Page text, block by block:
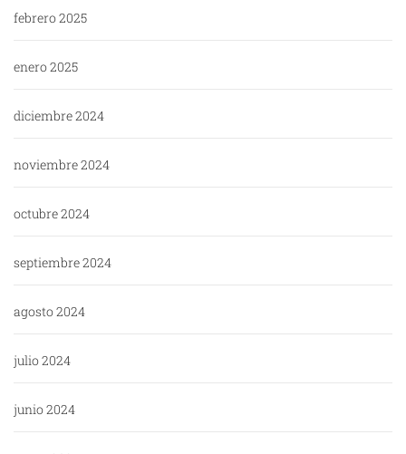
febrero 2025
enero 2025
diciembre 2024
noviembre 2024
octubre 2024
septiembre 2024
agosto 2024
julio 2024
junio 2024